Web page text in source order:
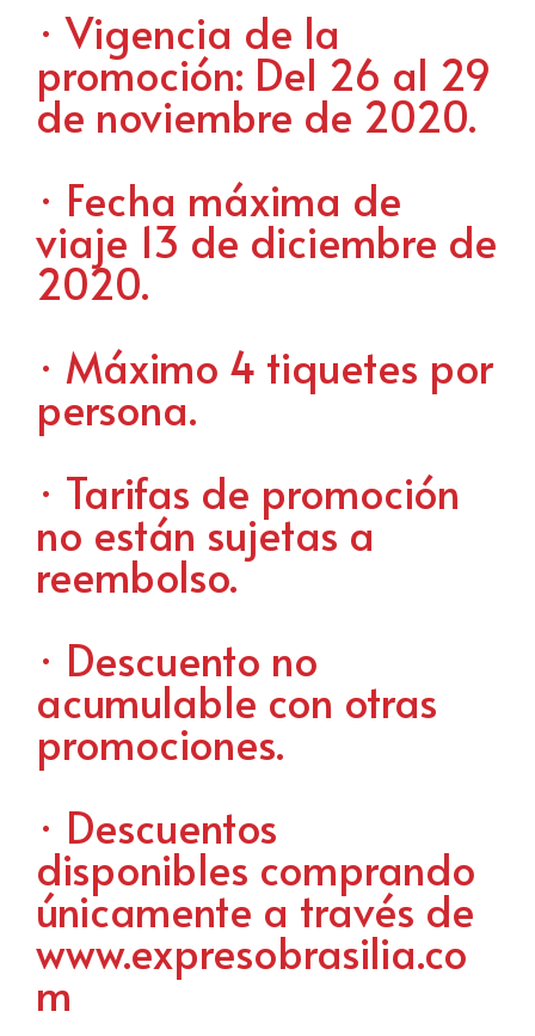
· Vigencia de la
promoción: Del 26 al 29
de noviembre de 2020.
· Fecha máxima de
viaje 13 de diciembre de
2020.
· Máximo 4 tiquetes por
persona.
· Tarifas de promoción
no están sujetas a
reembolso.
· Descuento no
acumulable con otras
promociones.
· Descuentos
disponibles comprando
únicamente a través de
www.expresobrasilia.co
m